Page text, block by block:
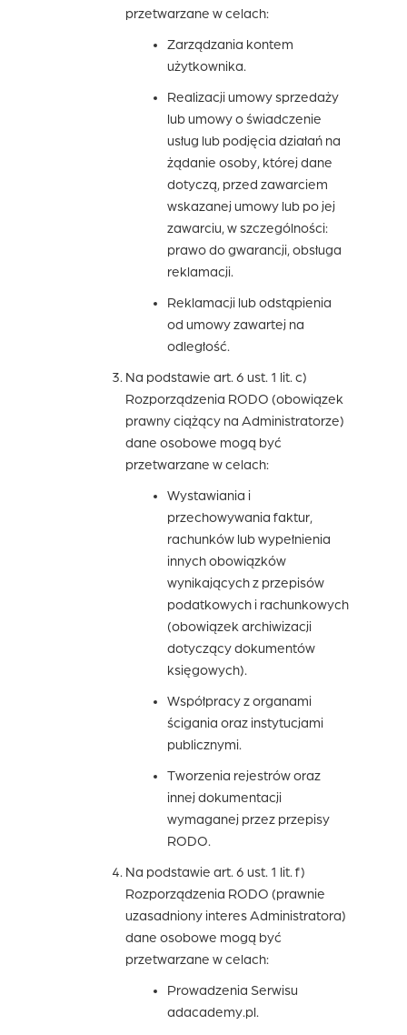
przetwarzane w celach:
Zarządzania kontem
użytkownika.
Realizacji umowy sprzedaży
lub umowy o świadczenie
usług lub podjęcia działań na
żądanie osoby, której dane
dotyczą, przed zawarciem
wskazanej umowy lub po jej
zawarciu, w szczególności:
prawo do gwarancji, obsługa
reklamacji.
Reklamacji lub odstąpienia
od umowy zawartej na
odległość.
Na podstawie art. 6 ust. 1 lit. c)
Rozporządzenia RODO (obowiązek
prawny ciążący na Administratorze)
dane osobowe mogą być
przetwarzane w celach:
Wystawiania i
przechowywania faktur,
rachunków lub wypełnienia
innych obowiązków
wynikających z przepisów
podatkowych i rachunkowych
(obowiązek archiwizacji
dotyczący dokumentów
księgowych).
Współpracy z organami
ścigania oraz instytucjami
publicznymi.
Tworzenia rejestrów oraz
innej dokumentacji
wymaganej przez przepisy
RODO.
Na podstawie art. 6 ust. 1 lit. f)
Rozporządzenia RODO (prawnie
uzasadniony interes Administratora)
dane osobowe mogą być
przetwarzane w celach:
Prowadzenia Serwisu
adacademy.pl.